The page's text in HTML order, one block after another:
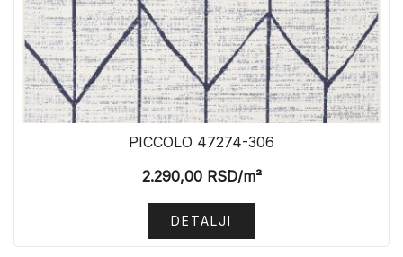
PICCOLO 47274-306
2.290,00RSD/m²
DETALJI